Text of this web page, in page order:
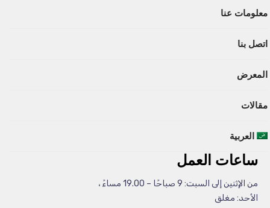
معلومات عنا
اتصل بنا
المعرض
مقالات
العربية
ساعات العمل
من الإثنين إلى السبت: 9 صباحًا – 19.00 مساءً ،
الأحد: مغلق